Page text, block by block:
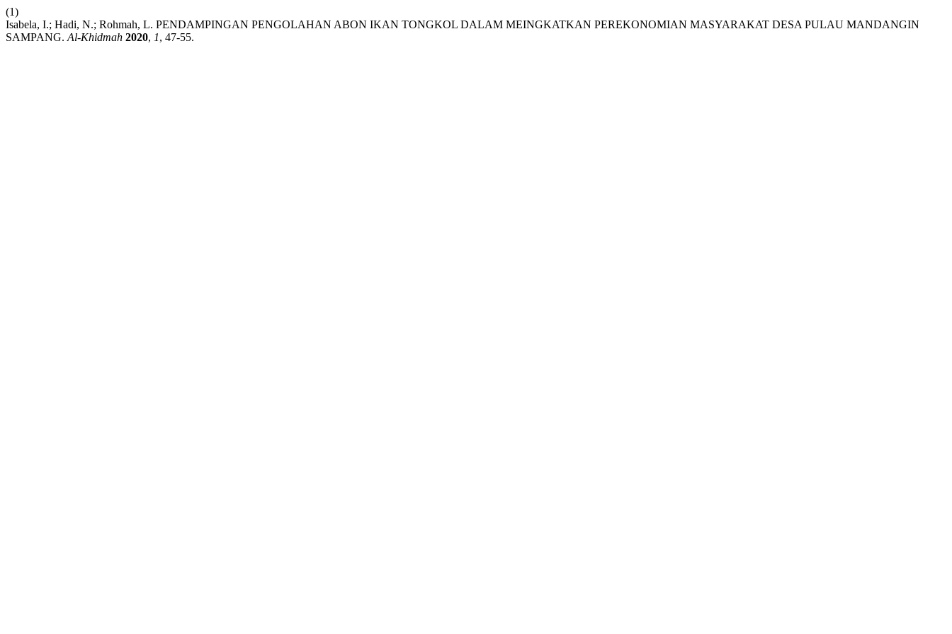
(1)
Isabela, I.; Hadi, N.; Rohmah, L. PENDAMPINGAN PENGOLAHAN ABON IKAN TONGKOL DALAM MEINGKATKAN PEREKONOMIAN MASYARAKAT DESA PULAU MANDANGIN
SAMPANG. Al-Khidmah 2020, 1, 47-55.